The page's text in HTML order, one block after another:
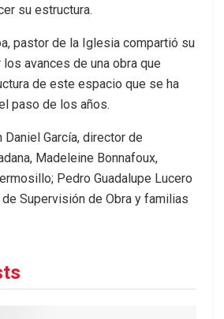
su estructura.
pastor de la Iglesia compartió su
avances de una obra que
de este espacio que se ha
paso de los años.
García, director de
Madeleine Bonnafoux,
Pedro Guadalupe Lucero
Supervisión de Obra y familias